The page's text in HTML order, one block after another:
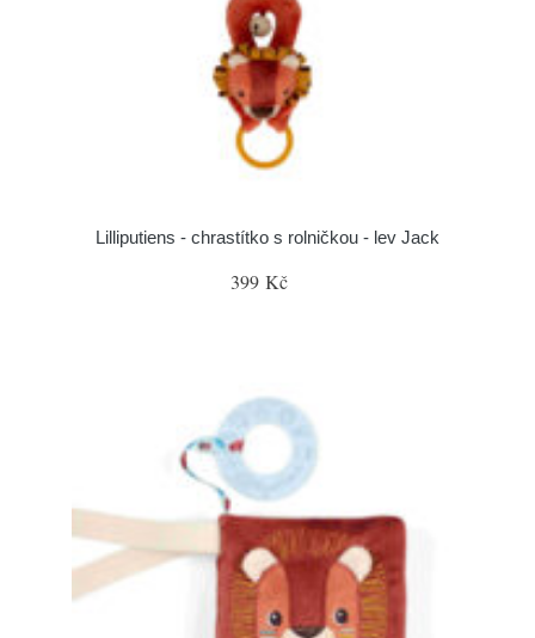
Lilliputiens - chrastítko s rolničkou - lev Jack
399 Kč